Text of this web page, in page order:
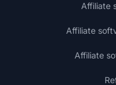
Affiliate
Affiliate
Affiliate